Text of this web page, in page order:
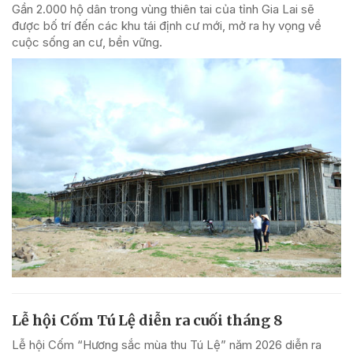
Gần 2.000 hộ dân trong vùng thiên tai của tỉnh Gia Lai sẽ
được bố trí đến các khu tái định cư mới, mở ra hy vọng về
cuộc sống an cư, bền vững.
Lễ hội Cốm Tú Lệ diễn ra cuối tháng 8
Lễ hội Cốm “Hương sắc mùa thu Tú Lệ” năm 2026 diễn ra